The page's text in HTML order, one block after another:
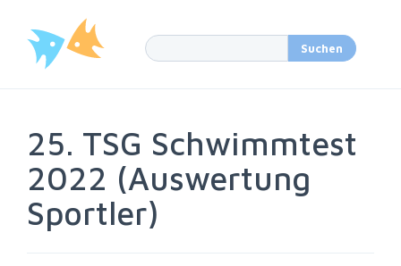
25. TSG Schwimmtest
2022 (Auswertung
Sportler)